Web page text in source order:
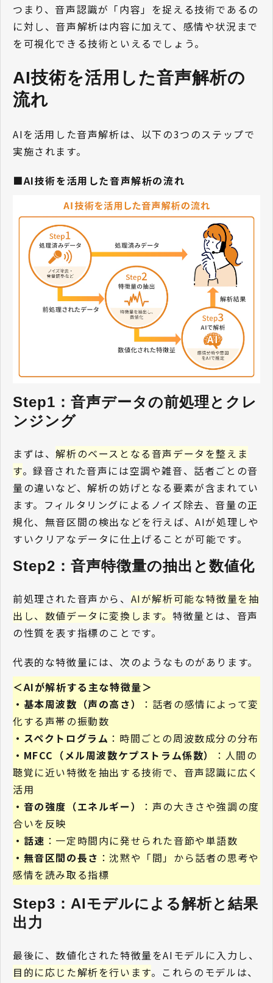
つまり、音声認識が「内容」を捉える技術であるの
に対し、音声解析は内容に加えて、感情や状況まで
を可視化できる技術といえるでしょう。
AI技術を活用した音声解析の
流れ
AIを活用した音声解析は、以下の3つのステップで
実施されます。
■AI技術を活用した音声解析の流れ
Step1：音声データの前処理とクレ
ンジング
まずは、解析のベースとなる音声データを整えま
す。録音された音声には空調や雑音、話者ごとの音
量の違いなど、解析の妨げとなる要素が含まれてい
ます。フィルタリングによるノイズ除去、音量の正
規化、無音区間の検出などを行えば、AIが処理しや
すいクリアなデータに仕上げることが可能です。
Step2：音声特徴量の抽出と数値化
前処理された音声から、 AIが解析可能な特徴量を抽
出し、数値データに変換します。 特徴量とは、音声
の性質を表す指標のことです。
代表的な特徴量には、次のようなものがあります。
＜AIが解析する主な特徴量＞
・基本周波数（声の高さ）
：話者の感情によって変
化する声帯の振動数
・スペクトログラム ：時間ごとの周波数成分の分布
・MFCC（メル周波数ケプストラム係数）
：人間の
聴覚に近い特徴を抽出する技術で、音声認識に広く
活用
・音の強度（エネルギー）
：声の大きさや強調の度
合いを反映
・話速 ：一定時間内に発せられた音節や単語数
・無音区間の長さ ：沈黙や「間」から話者の思考や
感情を読み取る指標
Step3：AIモデルによる解析と結果
出力
最後に、数値化された特徴量をAIモデルに入力し、
目的に応じた解析を行います。これらのモデルは、